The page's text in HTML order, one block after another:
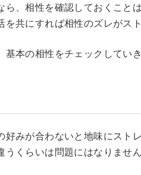
、相性を確認しておくこと
を共にすれば相性のズレが
本の相性をチェックしていき
みが合わないと地味にストレ
くらいは問題にはなりません